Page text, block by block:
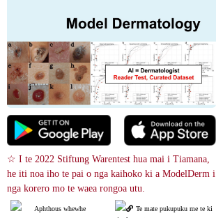
☆ I te 2022 Stiftung Warentest hua mai i Tiamana,
he iti noa iho te pai o nga kaihoko ki a ModelDerm i
nga korero mo te waea rongoa utu.
Aphthous whewhe
Te mate pukupuku me te ki